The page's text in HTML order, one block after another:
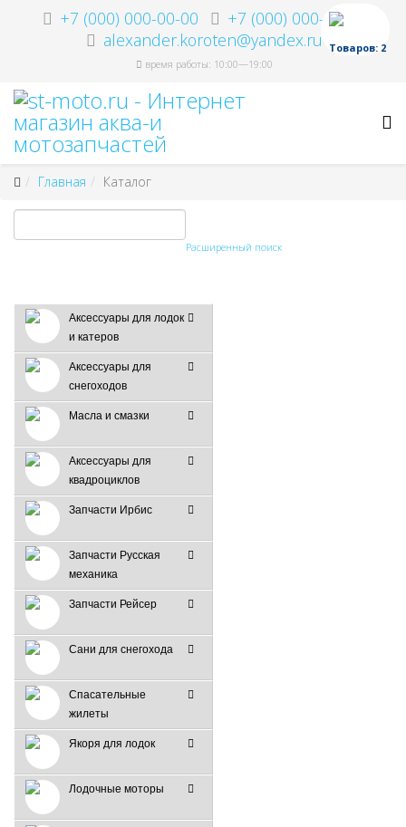
+7 (000) 000-00-00
+7 (000) 000-00-00
alexander.koroten@yandex.ru
время работы: 10:00—19:00
Товаров: 2
Главная Каталог
Расширенный поиск
Аксессуары для лодок
и катеров
Аксессуары для
снегоходов
Масла и смазки
Аксессуары для
квадроциклов
Запчасти Ирбис
Запчасти Русская
механика
Запчасти Рейсер
Сани для снегохода
Спасательные
жилеты
Якоря для лодок
Лодочные моторы